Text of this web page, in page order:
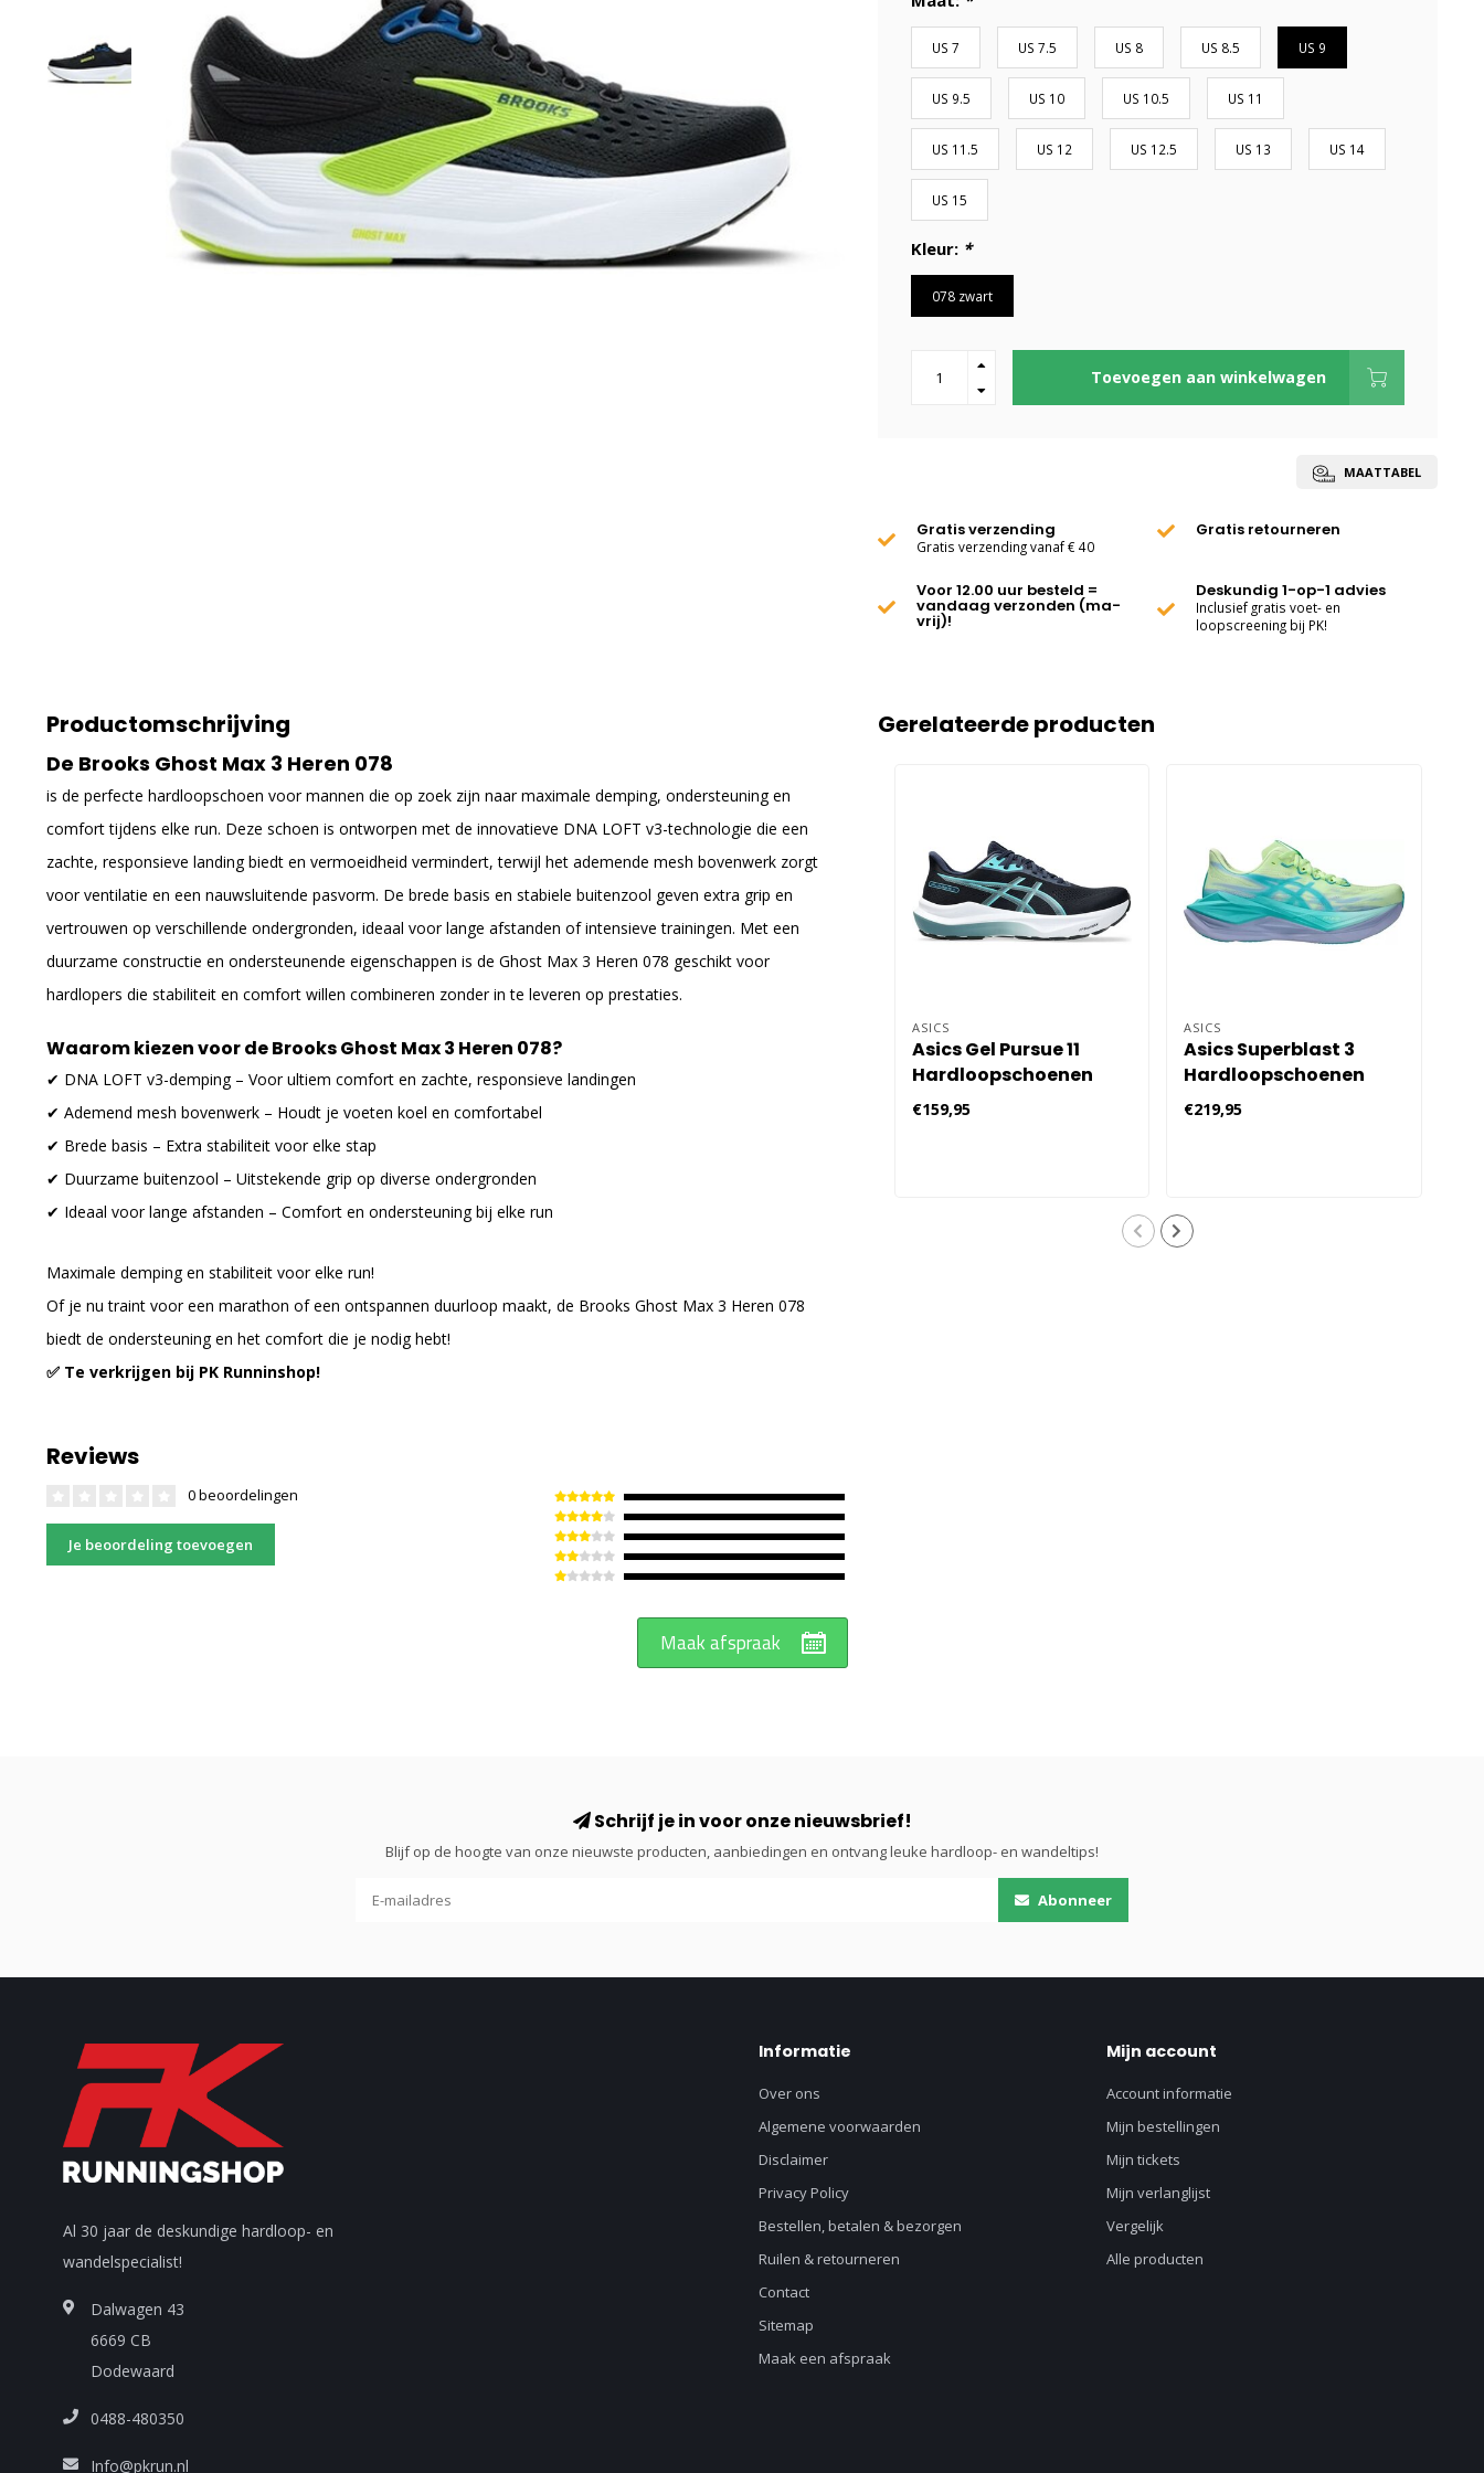
US 7 US 7.5 US 8 US 8.5 US 9
US 9.5 US 10 US 10.5 US 11
US 11.5 US 12 US 12.5 US 13 US 14
US 15
Kleur: *
078 zwart
Toevoegen aan winkelwagen
MAATTABEL
Gratis verzending
Gratis verzending vanaf € 40
Gratis retourneren
Voor 12.00 uur besteld =
vandaag verzonden (ma-
vrij)!
Deskundig 1-op-1 advies
Inclusief gratis voet- en
loopscreening bij PK!
Productomschrijving
De Brooks Ghost Max 3 Heren 078
is de perfecte hardloopschoen voor mannen die op zoek zijn naar maximale demping, ondersteuning en
comfort tijdens elke run. Deze schoen is ontworpen met de innovatieve DNA LOFT v3-technologie die een
zachte, responsieve landing biedt en vermoeidheid vermindert, terwijl het ademende mesh bovenwerk zorgt
voor ventilatie en een nauwsluitende pasvorm. De brede basis en stabiele buitenzool geven extra grip en
vertrouwen op verschillende ondergronden, ideaal voor lange afstanden of intensieve trainingen. Met een
duurzame constructie en ondersteunende eigenschappen is de Ghost Max 3 Heren 078 geschikt voor
hardlopers die stabiliteit en comfort willen combineren zonder in te leveren op prestaties.
Waarom kiezen voor de Brooks Ghost Max 3 Heren 078?
✔ DNA LOFT v3-demping – Voor ultiem comfort en zachte, responsieve landingen
✔ Ademend mesh bovenwerk – Houdt je voeten koel en comfortabel
✔ Brede basis – Extra stabiliteit voor elke stap
✔ Duurzame buitenzool – Uitstekende grip op diverse ondergronden
✔ Ideaal voor lange afstanden – Comfort en ondersteuning bij elke run
Maximale demping en stabiliteit voor elke run!
Of je nu traint voor een marathon of een ontspannen duurloop maakt, de Brooks Ghost Max 3 Heren 078
biedt de ondersteuning en het comfort die je nodig hebt!
✅ Te verkrijgen bij PK Runninshop!
Reviews
0 beoordelingen
Je beoordeling toevoegen
Gerelateerde producten
ASICS
Asics Gel Pursue 11
Hardloopschoenen
Heren - Blauw
€159,95
ASICS
Asics Superblast 3
Hardloopschoenen
Heren - Groen
€219,95
Maak afspraak
Schrijf je in voor onze nieuwsbrief!
Blijf op de hoogte van onze nieuwste producten, aanbiedingen en ontvang leuke hardloop- en wandeltips!
Abonneer
Al 30 jaar de deskundige hardloop- en
wandelspecialist!
Dalwagen 43
6669 CB
Dodewaard
0488-480350
Info@pkrun.nl
Informatie
Over ons
Algemene voorwaarden
Disclaimer
Privacy Policy
Bestellen, betalen & bezorgen
Ruilen & retourneren
Contact
Sitemap
Maak een afspraak
Mijn account
Account informatie
Mijn bestellingen
Mijn tickets
Mijn verlanglijst
Vergelijk
Alle producten